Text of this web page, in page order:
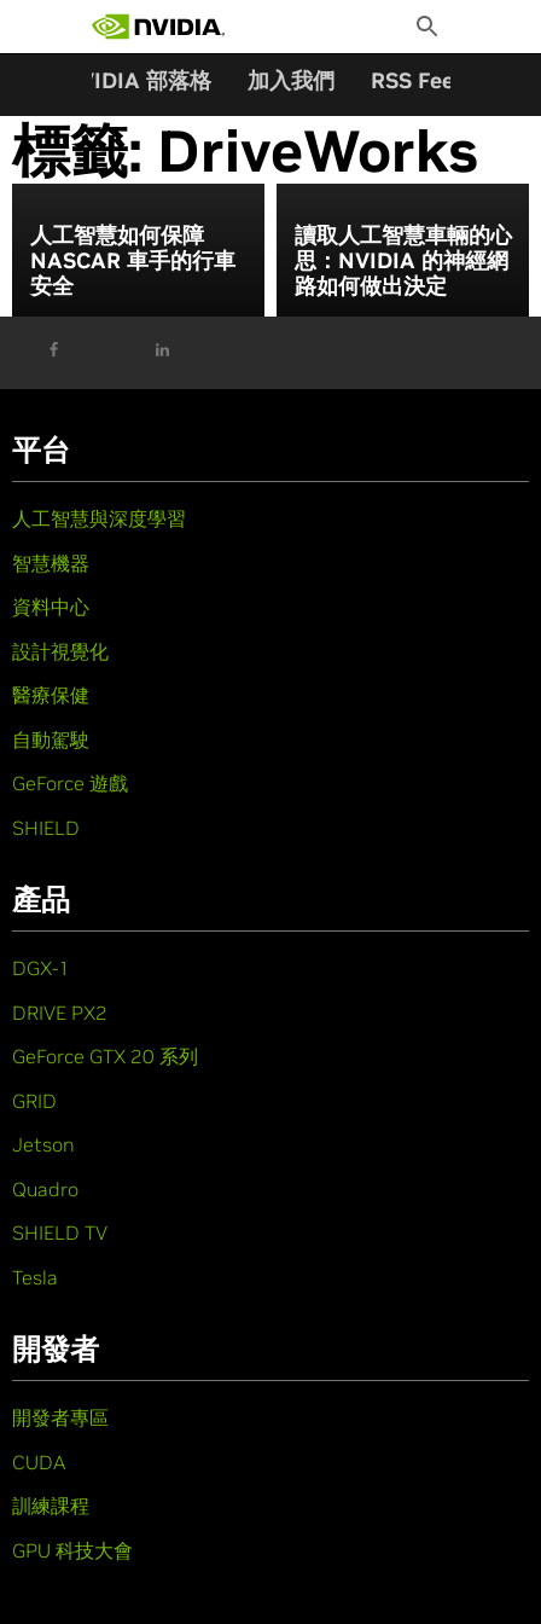
Toggle
Search
NVIDIA 部落格 加入我們 RSS Feeds
標籤: DriveWorks
人工智慧如何保障
NASCAR 車手的行車
安全
讀取人工智慧車輛的心
思：NVIDIA 的神經網
路如何做出決定
平台
人工智慧與深度學習
智慧機器
資料中心
設計視覺化
醫療保健
自動駕駛
GeForce 遊戲
SHIELD
產品
DGX-1
DRIVE PX2
GeForce GTX 20 系列
GRID
Jetson
Quadro
SHIELD TV
Tesla
開發者
開發者專區
CUDA
訓練課程
GPU 科技大會